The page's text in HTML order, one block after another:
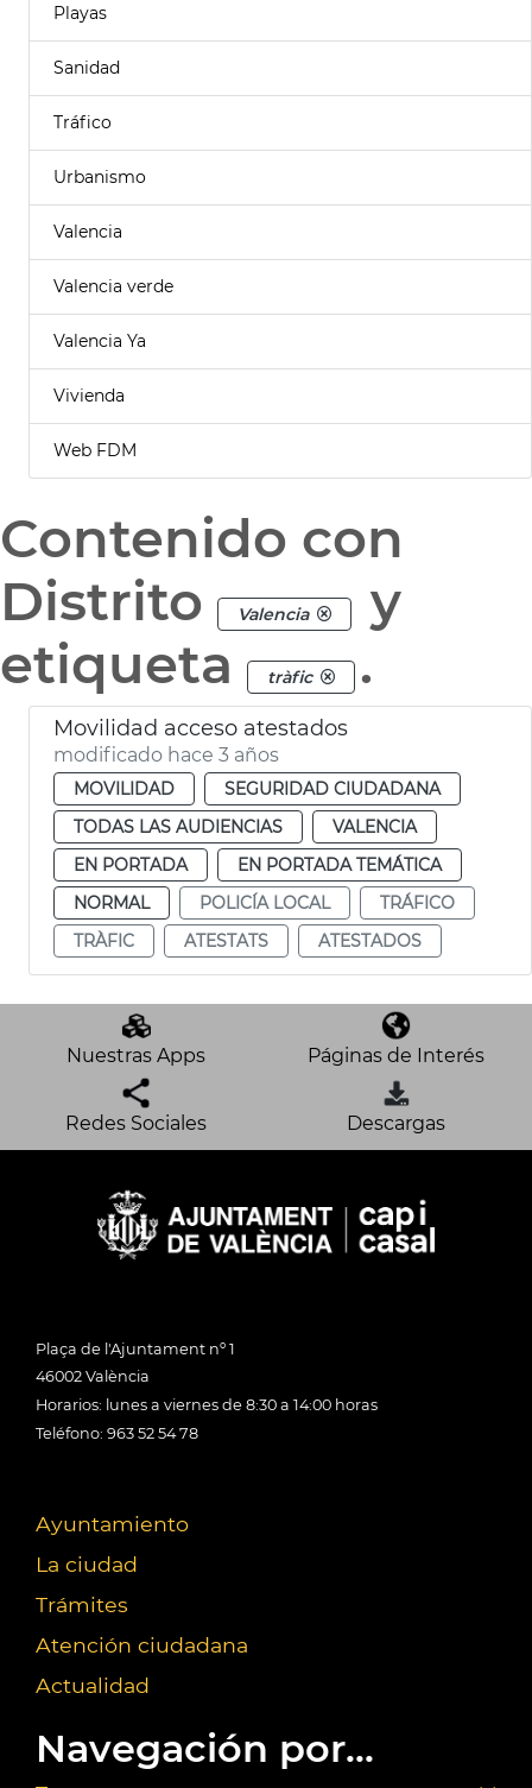
Playas
Sanidad
Tráfico
Urbanismo
Valencia
Valencia verde
Valencia Ya
Vivienda
Web FDM
Contenido con
Distrito
Valencia
y
etiqueta
tràfic .
Movilidad acceso atestados
modificado hace 3 años
MOVILIDAD
SEGURIDAD CIUDADANA
TODAS LAS AUDIENCIAS
VALENCIA
EN PORTADA
EN PORTADA TEMÁTICA
NORMAL
POLICÍA LOCAL
TRÁFICO
TRÀFIC
ATESTATS ATESTADOS
Nuestras Apps Páginas de Interés
Redes Sociales Descargas
Plaça de l'Ajuntament nº 1
46002 València
Horarios: lunes a viernes de 8:30 a 14:00 horas
Teléfono: 963 52 54 78
Ayuntamiento
La ciudad
Trámites
Atención ciudadana
Actualidad
Navegación por...